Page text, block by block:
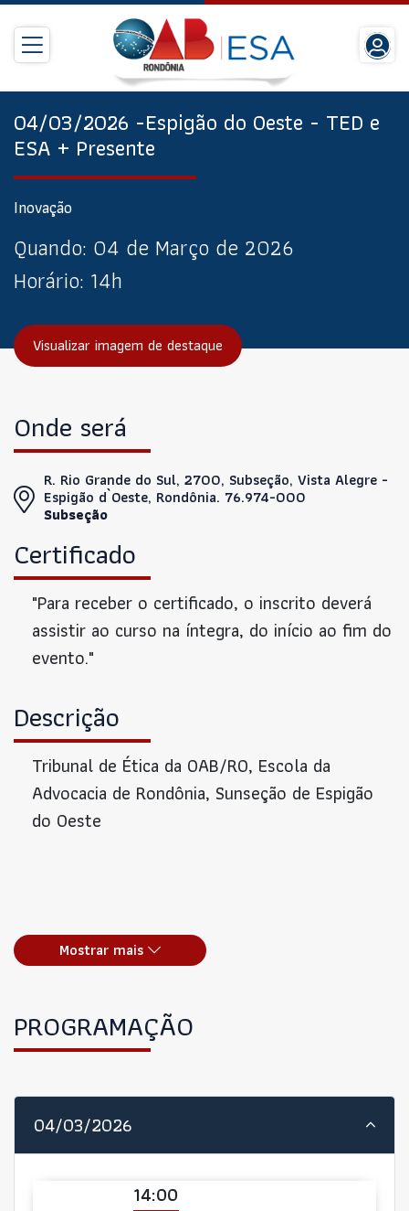
04/03/2026 -Espigão do Oeste - TED e
ESA + Presente
Inovação
Quando: 04 de Março de 2026
Horário: 14h
Visualizar imagem de destaque
Onde será
R. Rio Grande do Sul, 2700, Subseção, Vista Alegre -
Espigão d`Oeste, Rondônia. 76.974-000
Subseção
Certificado
"Para receber o certificado, o inscrito deverá
assistir ao curso na íntegra, do início ao fim do
evento."
Descrição
Tribunal de Ética da OAB/RO, Escola da
Advocacia de Rondônia, Sunseção de Espigão
do Oeste
Mostrar mais
PROGRAMAÇÃO
04/03/2026
14:00